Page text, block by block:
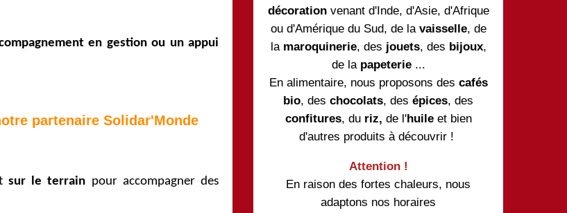
en gestion ou un appui
partenaire Solidar'Monde
sur le terrain pour accompagner des
décorationvenant d'Inde, d'Asie, d'Afrique
ou d'Amérique du Sud, de la vaisselle, de
la maroquinerie, des jouets, des bijoux,
de la papeterie...
En alimentaire, nous proposons des cafés
bio, des chocolats, des épices, des
confitures, duriz, de l'huileet bien
d'autres produits à découvrir !
Attention !
En raison des fortes chaleurs, nous
adaptons nos horaires